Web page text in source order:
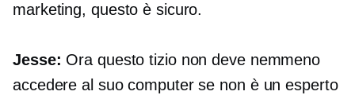
marketing, questo è sicuro.
Jesse: Ora questo tizio non deve nemmeno
accedere al suo computer se non è un esperto